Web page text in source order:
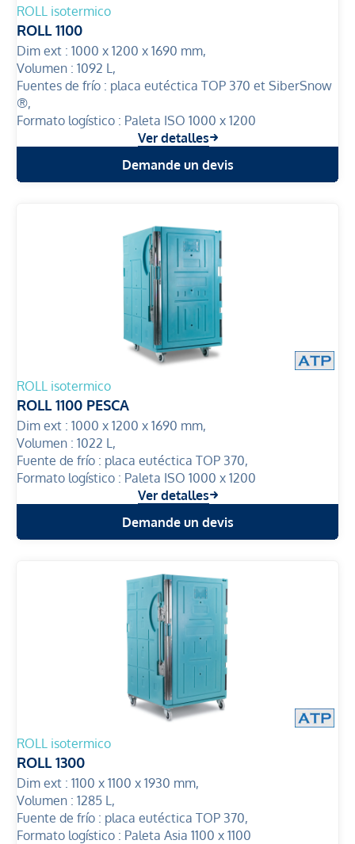
ROLL isotermico
ROLL 1100
Dim ext : 1000 x 1200 x 1690 mm,
Volumen : 1092 L,
Fuentes de frío : placa eutéctica TOP 370 et SiberSnow
®,
Formato logístico : Paleta ISO 1000 x 1200
Ver detalles
Demande un devis
ROLL isotermico
ROLL 1100 PESCA
Dim ext : 1000 x 1200 x 1690 mm,
Volumen : 1022 L,
Fuente de frío : placa eutéctica TOP 370,
Formato logístico : Paleta ISO 1000 x 1200
Ver detalles
Demande un devis
ROLL isotermico
ROLL 1300
Dim ext : 1100 x 1100 x 1930 mm,
Volumen : 1285 L,
Fuente de frío : placa eutéctica TOP 370,
Formato logístico : Paleta Asia 1100 x 1100